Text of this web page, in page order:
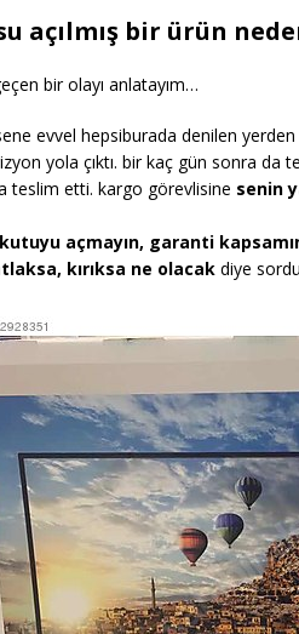
açılmış bir ürün
bir olayı anlatayım…
evvel hepsiburada denilen
yola çıktı. bir kaç gün sonra da
teslim etti. kargo görevlisine senin
kutuyu açmayın, garanti
kırıksa ne olacak diye